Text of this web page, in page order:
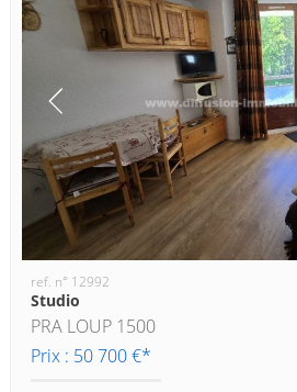
ref. n° 12992
Studio
PRA LOUP 1500
Prix : 50 700 €*